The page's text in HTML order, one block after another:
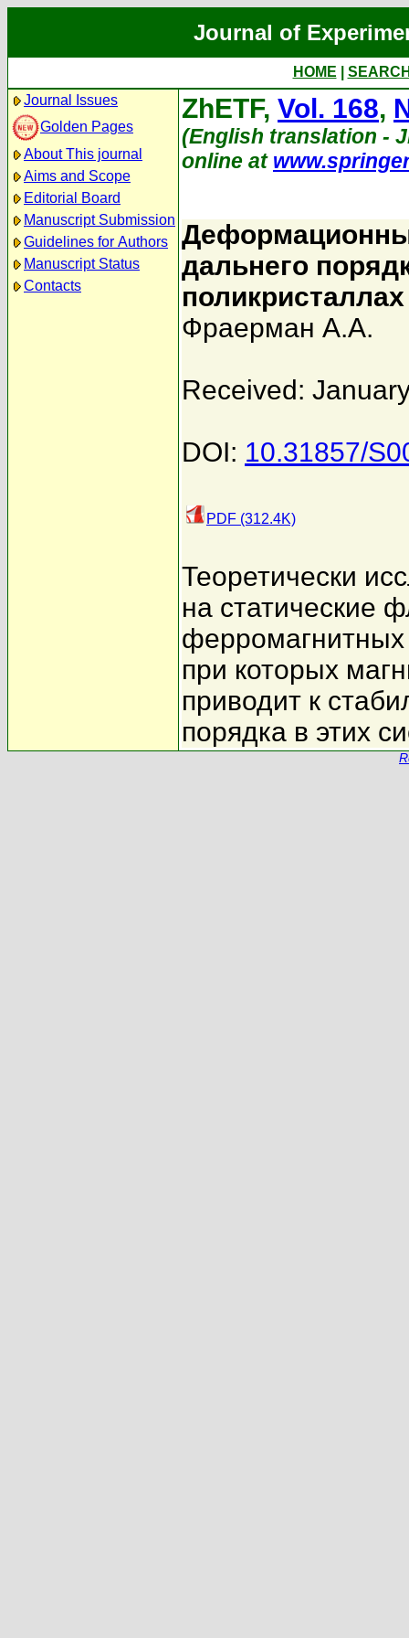
Journal of
HOME
Journal Issues
Golden Pages
About This journal
Aims and Scope
Editorial Board
Manuscript Submission
Guidelines for Authors
Manuscript Status
Contacts
ZhETF, Vol. 168,
(English translation -
online at
дальнего
поликристаллах
Фраерман А.А.
Received:
DOI: 10.31857/
PDF (312.4K)
Теоретически
на статические
при которых
приводит к
порядка в этих